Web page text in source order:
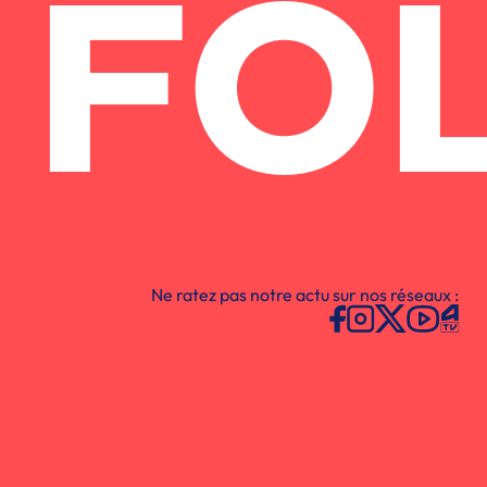
Ne ratez pas notre actu sur nos réseaux :